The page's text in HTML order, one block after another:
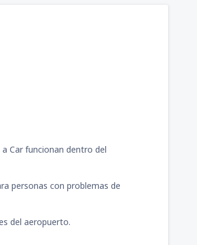
Car funcionan dentro del
personas con problemas de
del aeropuerto.